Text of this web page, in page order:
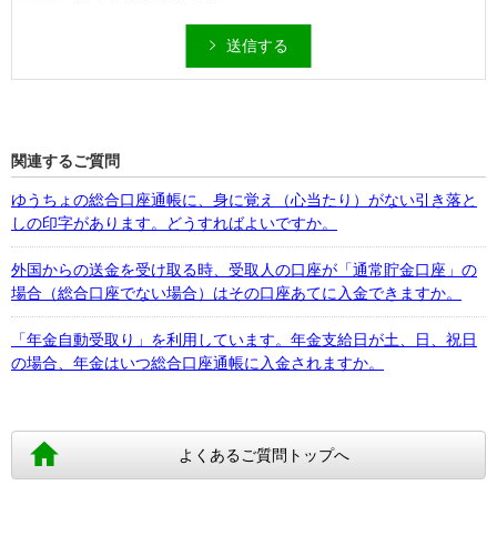
送信する
関連するご質問
ゆうちょの総合口座通帳に、身に覚え（心当たり）がない引き落と
しの印字があります。どうすればよいですか。
外国からの送金を受け取る時、受取人の口座が「通常貯金口座」の
場合（総合口座でない場合）はその口座あてに入金できますか。
「年金自動受取り」を利用しています。年金支給日が土、日、祝日
の場合、年金はいつ総合口座通帳に入金されますか。
よくあるご質問トップへ